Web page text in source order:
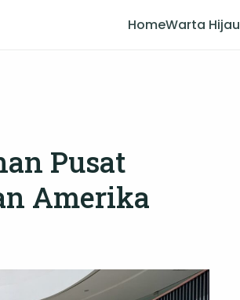
HomeWarta Hijau
Pusat
Amerika